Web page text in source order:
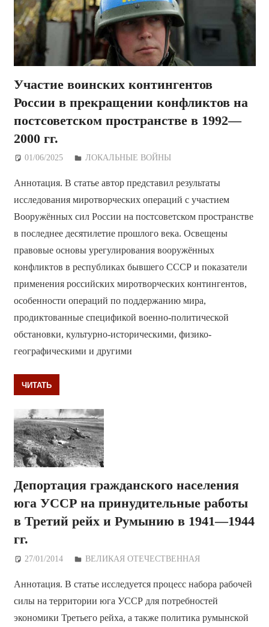
Участие воинских контингентов
России в прекращении конфликтов на
постсоветском пространстве в 1992—
2000 гг.
01/06/2025 Дежурный по Редакции
ЛОКАЛЬНЫЕ ВОЙНЫ
Аннотация. В статье автор представил результаты
исследования миротворческих операций с участием
Вооружённых сил России на постсоветском пространстве
в последнее десятилетие прошлого века. Освещены
правовые основы урегулирования вооружённых
конфликтов в республиках бывшего СССР и показатели
применения российских миротворческих контингентов,
особенности операций по поддержанию мира,
продиктованные спецификой военно-политической
обстановки, культурно-историческими, физико-
географическими и другими
ЧИТАТЬ
Депортация гражданского населения
юга УССР на принудительные работы
в Третий рейх и Румынию в 1941—1944
гг.
27/01/2014 Дежурный по Редакции
ВЕЛИКАЯ ОТЕЧЕСТВЕННАЯ
Аннотация. В статье исследуется процесс набора рабочей
силы на территории юга УССР для потребностей
экономики Третьего рейха, а также политика румынской